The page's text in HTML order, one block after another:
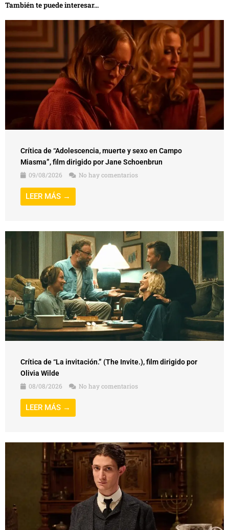
También te puede interesar...
Crítica de “Adolescencia, muerte y sexo en Campo
Miasma”, film dirigido por Jane Schoenbrun
09/08/2026
No hay comentarios
LEER MÁS →
Crítica de “La invitación.” (The Invite.), film dirigido por
Olivia Wilde
08/08/2026
No hay comentarios
LEER MÁS →